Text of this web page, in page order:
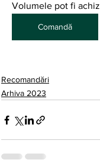
Volumele pot fi
Comandă
Recomandări
Arhiva 2023